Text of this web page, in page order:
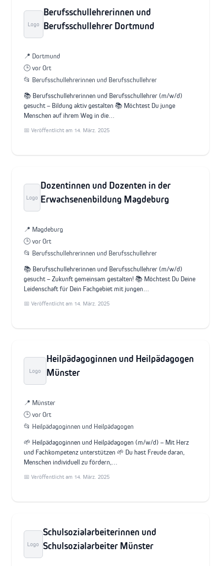
Logo
Berufsschullehrerinnen und
Berufsschullehrer Dortmund
📍 Dortmund
🕒 vor Ort
📂 Berufsschullehrerinnen und Berufsschullehrer
📚 Berufsschullehrerinnen und Berufsschullehrer (m/w/d)
gesucht – Bildung aktiv gestalten 📚 Möchtest Du junge
Menschen auf ihrem Weg in die…
📅 Veröffentlicht am 14. März. 2025
Logo
Dozentinnen und Dozenten in der
Erwachsenenbildung Magdeburg
📍 Magdeburg
🕒 vor Ort
📂 Berufsschullehrerinnen und Berufsschullehrer
📚 Berufsschullehrerinnen und Berufsschullehrer (m/w/d)
gesucht – Zukunft gemeinsam gestalten! 📚 Möchtest Du Deine
Leidenschaft für Dein Fachgebiet mit jungen…
📅 Veröffentlicht am 14. März. 2025
Logo
Heilpädagoginnen und Heilpädagogen
Münster
📍 Münster
🕒 vor Ort
📂 Heilpädagoginnen und Heilpädagogen
🌱 Heilpädagoginnen und Heilpädagogen (m/w/d) – Mit Herz
und Fachkompetenz unterstützen 🌱 Du hast Freude daran,
Menschen individuell zu fördern,…
📅 Veröffentlicht am 14. März. 2025
Logo
Schulsozialarbeiterinnen und
Schulsozialarbeiter Münster